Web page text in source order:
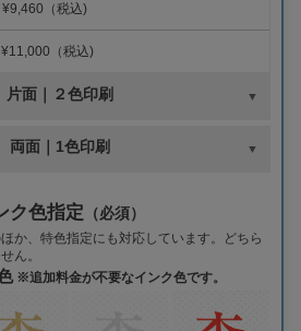
（税込)
（税込)
片面｜２色印刷
両面｜1色印刷
ク色指定 （必須）
か、特色指定にも対応しています。どちら
ん。
※追加料金が不要なインク色です。